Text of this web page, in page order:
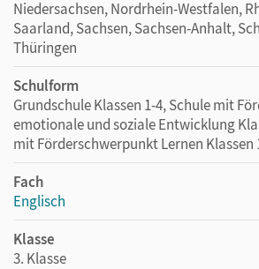
Niedersachsen, Nordrhein-Westfalen,
Saarland, Sachsen, Sachsen-Anhalt,
Thüringen
Schulform
Grundschule Klassen 1-4, Schule mit
emotionale und soziale Entwicklung
mit Förderschwerpunkt Lernen Klassen
Fach
Englisch
Klasse
3. Klasse